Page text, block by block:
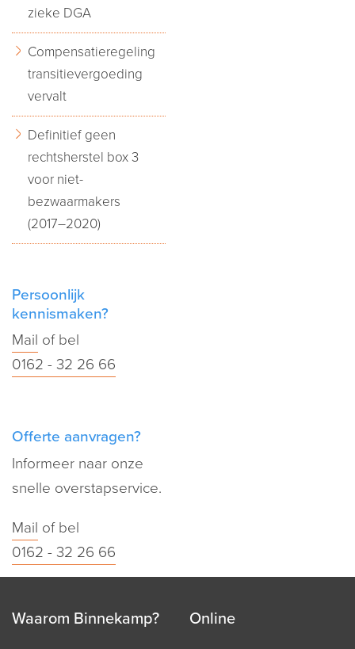
zieke DGA
Compensatieregeling
transitievergoeding
vervalt
Definitief geen
rechtsherstel box 3
voor niet-
bezwaarmakers
(2017–2020)
Persoonlijk
kennismaken?
Mail of bel
0162 - 32 26 66
Offerte aanvragen?
Informeer naar onze
snelle overstapservice.
Mail of bel
0162 - 32 26 66
Waarom Binnekamp? Online